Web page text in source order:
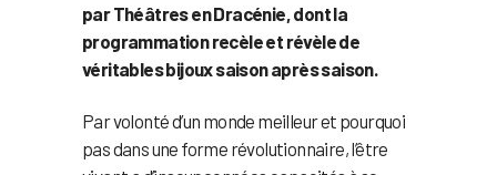
par Théâtres en Dracénie, dont la
programmation recèle et révèle de
véritables bijoux saison après saison.
Par volonté d’un monde meilleur et pourquoi
pas dans une forme révolutionnaire, l’être